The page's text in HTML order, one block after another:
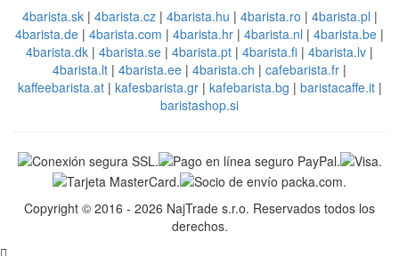
4barista.sk| 4barista.cz| 4barista.hu | 4barista.ro | 4barista.pl |
4barista.de | 4barista.com | 4barista.hr | 4barista.nl | 4barista.be |
4barista.dk | 4barista.se | 4barista.pt | 4barista.fi | 4barista.lv |
4barista.lt | 4barista.ee | 4barista.ch | cafebarista.fr |
kaffeebarista.at| kafesbarista.gr| kafebarista.bg | baristacaffe.it|
baristashop.si
Copyright © 2016 - 2026 NajTrade s.r.o. Reservados todos los
derechos.